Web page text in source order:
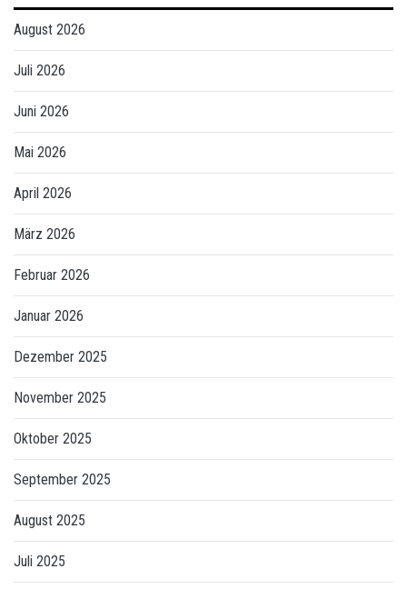
August 2026
Juli 2026
Juni 2026
Mai 2026
April 2026
März 2026
Februar 2026
Januar 2026
Dezember 2025
November 2025
Oktober 2025
September 2025
August 2025
Juli 2025